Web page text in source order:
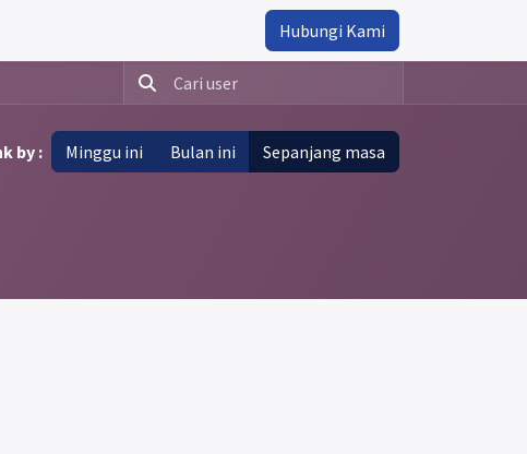
Hubungi Kami
by : Minggu ini Bulan ini Sepanjang masa